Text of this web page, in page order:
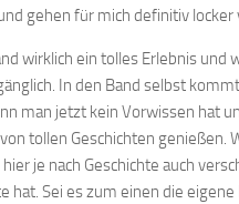
gehen für mich definitiv locker
wirklich ein tolles Erlebnis und
In den Band selbst
man jetzt kein Vorwissen hat
tollen Geschichten genießen.
je nach Geschichte auch
hat. Sei es zum einen die